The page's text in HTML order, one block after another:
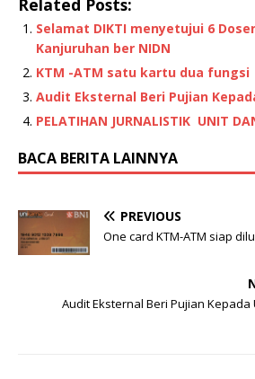
Related Posts:
Selamat DIKTI menyetujui 6
Kanjuruhan ber NIDN
KTM -ATM satu kartu dua fungsi
Audit Eksternal Beri Pujian
PELATIHAN JURNALISTIK UNIT
BACA BERITA LAINNYA
PREVIOUS
One card KTM-ATM siap
Audit Eksternal Beri Pujian Kepada